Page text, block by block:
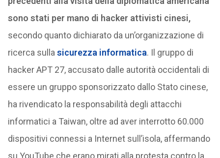
sono stati per mano di hacker attivisti cinesi,
secondo quanto dichiarato da un’organizzazione di
ricerca sulla sicurezza informatica. Il gruppo di
hacker APT 27, accusato dalle autorità occidentali di
essere un gruppo sponsorizzato dallo Stato cinese,
ha rivendicato la responsabilità degli attacchi
informatici a Taiwan, oltre ad aver interrotto 60.000
dispositivi connessi a Internet sull’isola, affermando
su YouTube che erano mirati alla protesta contro la